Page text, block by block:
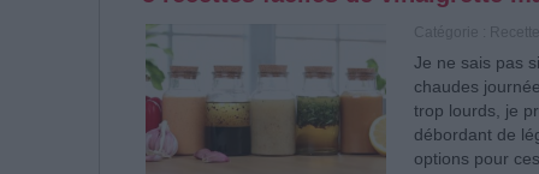
Je ne sais pas
chaudes
trop lourds, je
débordant de
options pour